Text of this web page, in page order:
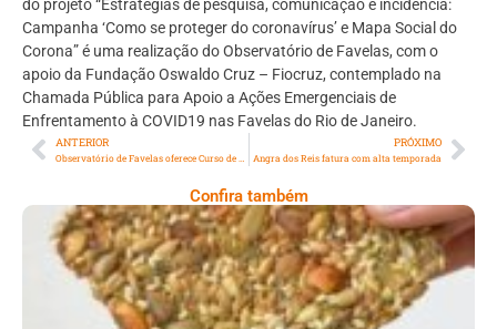
do projeto “Estratégias de pesquisa, comunicação e incidência:
Campanha ‘Como se proteger do coronavírus’ e Mapa Social do
Corona” é uma realização do Observatório de Favelas, com o
apoio da Fundação Oswaldo Cruz – Fiocruz, contemplado na
Chamada Pública para Apoio a Ações Emergenciais de
Enfrentamento à COVID19 nas Favelas do Rio de Janeiro.
ANTERIOR PRÓXIMO
Angra dos Reis fatura com alta temporada
Confira também
Comer Bem: Cracker De Sementes